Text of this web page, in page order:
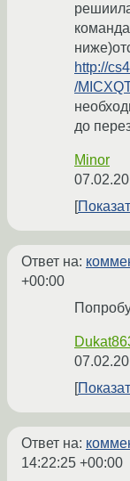
http://
/
до
Minor
Ответ на:
+00:00
Ответ на:
14:22:25 +00:00